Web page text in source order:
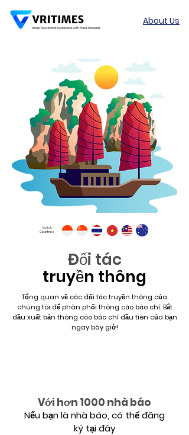
About Us
Switch
Countries
Đối tác
truyền thông
Tổng quan về các đối tác truyền thông của
chúng tôi để phân phối thông cáo báo chí. Bắt
đầu xuất bản thông cáo báo chí đầu tiên của bạn
ngay bây giờ!
Với hơn 1000 nhà báo
Nếu bạn là nhà báo, có thể đăng
ký tại đây